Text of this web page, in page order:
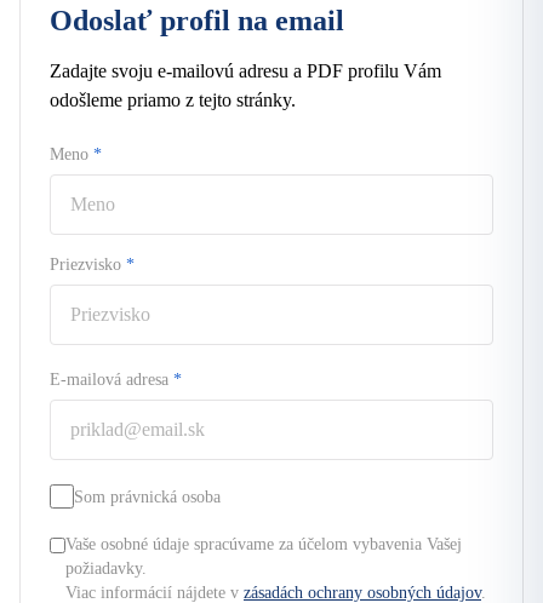
Odoslať profil na email
Zadajte svoju e-mailovú adresu a PDF profilu Vám
odošleme priamo z tejto stránky.
Meno *
Priezvisko *
E-mailová adresa *
Som právnická osoba
Vaše osobné údaje spracúvame za účelom vybavenia Vašej
požiadavky.
Viac informácií nájdete v zásadách ochrany osobných údajov.